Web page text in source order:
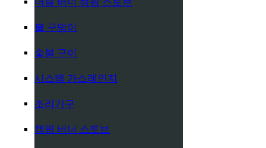
불 구덩이
숯불 구이
시스템 가스레인지
조리기구
캠핑 버너 스토브